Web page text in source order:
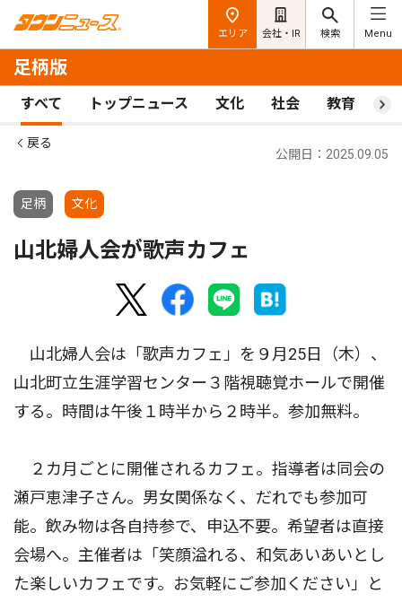
エリア 会社・IR 検索 Menu
足柄版
すべて トップニュース 文化 社会 教育 ス
戻る
足柄 文化
公開日：2025.09.05
山北婦人会が歌声カフェ
山北婦人会は「歌声カフェ」を９月25日（木）、
山北町立生涯学習センター３階視聴覚ホールで開催
する。時間は午後１時半から２時半。参加無料。
２カ月ごとに開催されるカフェ。指導者は同会の
瀬戸恵津子さん。男女関係なく、だれでも参加可
能。飲み物は各自持参で、申込不要。希望者は直接
会場へ。主催者は「笑顔溢れる、和気あいあいとし
た楽しいカフェです。お気軽にご参加ください」と